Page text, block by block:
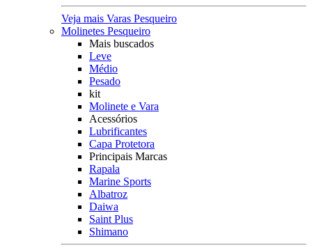
Veja mais Varas Pesqueiro
Molinetes Pesqueiro
Mais buscados
Leve
Médio
Pesado
kit
Molinete e Vara
Acessórios
Lubrificantes
Capa Protetora
Principais Marcas
Rapala
Marine Sports
Albatroz
Daiwa
Saint Plus
Shimano